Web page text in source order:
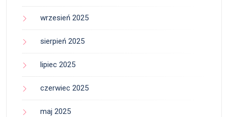
wrzesień 2025
sierpień 2025
lipiec 2025
czerwiec 2025
maj 2025